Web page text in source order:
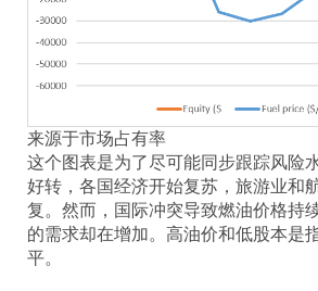
来源于市场占有率
这个图表是为了尽可能同步跟踪风险
好转，各国经济开始复苏，旅游业和
复。然而，国际冲突导致燃油价格持
的需求却在增加。高油价和低股本是
平。